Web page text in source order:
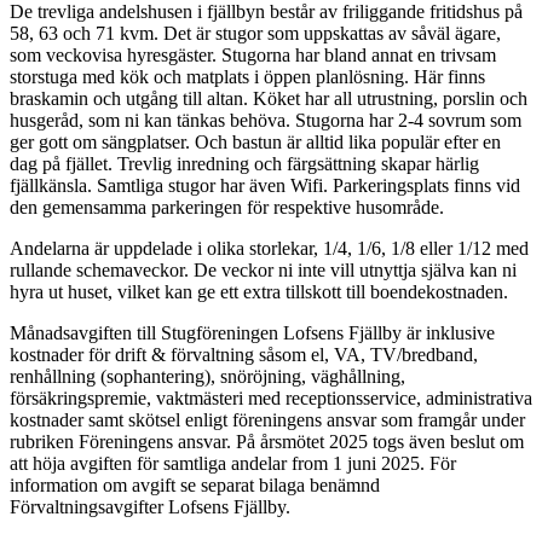
De trevliga andelshusen i fjällbyn består av friliggande fritidshus på
58, 63 och 71 kvm. Det är stugor som uppskattas av såväl ägare,
som veckovisa hyresgäster. Stugorna har bland annat en trivsam
storstuga med kök och matplats i öppen planlösning. Här finns
braskamin och utgång till altan. Köket har all utrustning, porslin och
husgeråd, som ni kan tänkas behöva. Stugorna har 2-4 sovrum som
ger gott om sängplatser. Och bastun är alltid lika populär efter en
dag på fjället. Trevlig inredning och färgsättning skapar härlig
fjällkänsla. Samtliga stugor har även Wifi. Parkeringsplats finns vid
den gemensamma parkeringen för respektive husområde.
Andelarna är uppdelade i olika storlekar, 1/4, 1/6, 1/8 eller 1/12 med
rullande schemaveckor. De veckor ni inte vill utnyttja själva kan ni
hyra ut huset, vilket kan ge ett extra tillskott till boendekostnaden.
Månadsavgiften till Stugföreningen Lofsens Fjällby är inklusive
kostnader för drift & förvaltning såsom el, VA, TV/bredband,
renhållning (sophantering), snöröjning, väghållning,
försäkringspremie, vaktmästeri med receptionsservice, administrativa
kostnader samt skötsel enligt föreningens ansvar som framgår under
rubriken Föreningens ansvar. På årsmötet 2025 togs även beslut om
att höja avgiften för samtliga andelar from 1 juni 2025. För
information om avgift se separat bilaga benämnd
Förvaltningsavgifter Lofsens Fjällby.